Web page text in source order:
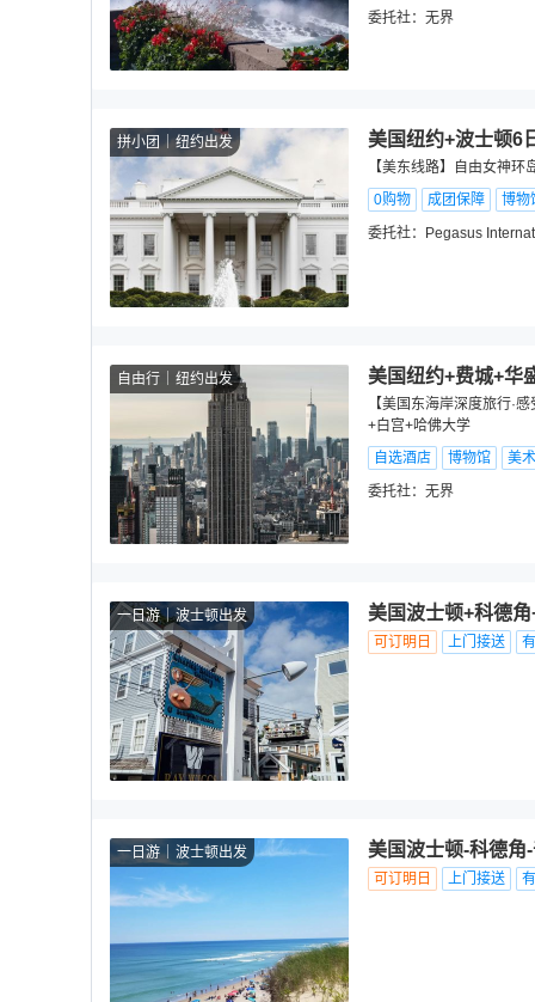
委托社： 无界
拼小团 纽约出发 美国纽约+波士顿6
【美东线路】自由女神
0购物
成团保障
博物
委托社：
Pegasus
自由行 纽约出发 美国纽约+费城+华
【美国东海岸深度旅行·
+白宫+哈佛大学
自选酒店
博物馆
美
委托社： 无界
一日游 波士顿出发 美国波士顿+科德
可订明日 上门接送
一日游 波士顿出发 美国波士顿-科德角
可订明日 上门接送